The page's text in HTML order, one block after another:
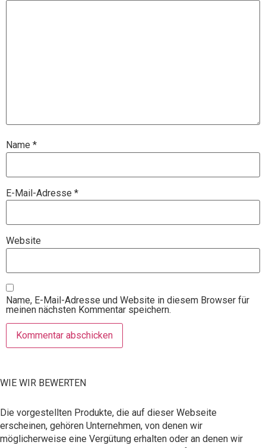
Name *
E-Mail-Adresse *
Website
Name, E-Mail-Adresse und Website in diesem Browser für
meinen nächsten Kommentar speichern.
WIE WIR BEWERTEN
Die vorgestellten Produkte, die auf dieser Webseite
erscheinen, gehören Unternehmen, von denen wir
möglicherweise eine Vergütung erhalten oder an denen wir